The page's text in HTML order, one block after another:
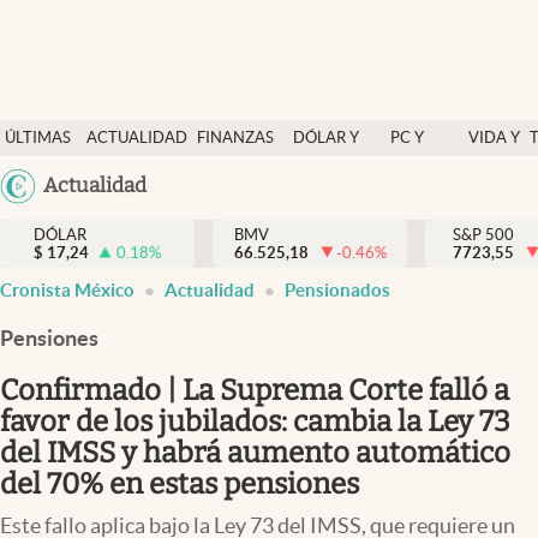
ÚLTIMAS
NOTICIAS
ACTUALIDAD
FINANZAS
DÓLAR Y
PC Y
VIDA Y
México
Actualidad
Actualidad
Finanzas y economía
Dólar y mercados
Pc y celular
Vida y estilo
DÓLAR
$ 17,24 0.18%
BMV
66.525,18
-0.46%
S&P 500
7723,55
Cronista México Actualidad Pensionados
Pensiones
Confirmado | La Suprema Corte falló a
favor de los jubilados: cambia la Ley 73
del IMSS y habrá aumento automático
del 70% en estas pensiones
Este fallo aplica bajo la Ley 73 del IMSS, que requiere un